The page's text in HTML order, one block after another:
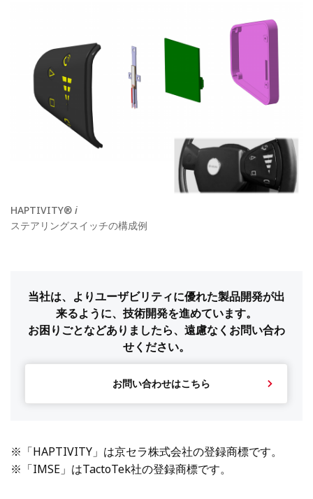
HAPTIVITY®i
ステアリングスイッチの構成例
当社は、よりユーザビリティに優れた製品開発が出
来るように、技術開発を進めています。
お困りごとなどありましたら、遠慮なくお問い合わ
せください。
お問い合わせはこちら
※「HAPTIVITY」は京セラ株式会社の登録商標です。
※「IMSE」はTactoTek社の登録商標です。